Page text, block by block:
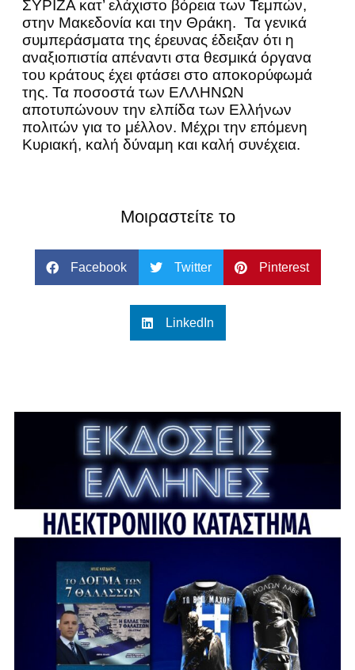
ΣΥΡΙΖΑ κατ’ ελάχιστο βόρεια των Τεμπών,
στην Μακεδονία και την Θράκη. Τα γενικά
συμπεράσματα της έρευνας έδειξαν ότι η
αναξιοπιστία απέναντι στα θεσμικά όργανα
του κράτους έχει φτάσει στο αποκορύφωμά
της. Τα ποσοστά των ΕΛΛΗΝΩΝ
αποτυπώνουν την ελπίδα των Ελλήνων
πολιτών για το μέλλον. Μέχρι την επόμενη
Κυριακή, καλή δύναμη και καλή συνέχεια.
Μοιραστείτε το
Facebook Twitter Pinterest
LinkedIn